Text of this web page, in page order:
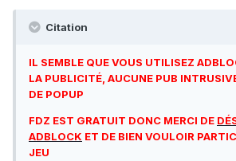
Citation
IL SEMBLE QUE VOUS UTILISEZ
LA PUBLICITÉ, AUCUNE PUB
DE POPUP
FDZ EST GRATUIT DONC MERCI DE
ADBLOCK ET DE BIEN VOULOIR
JEU